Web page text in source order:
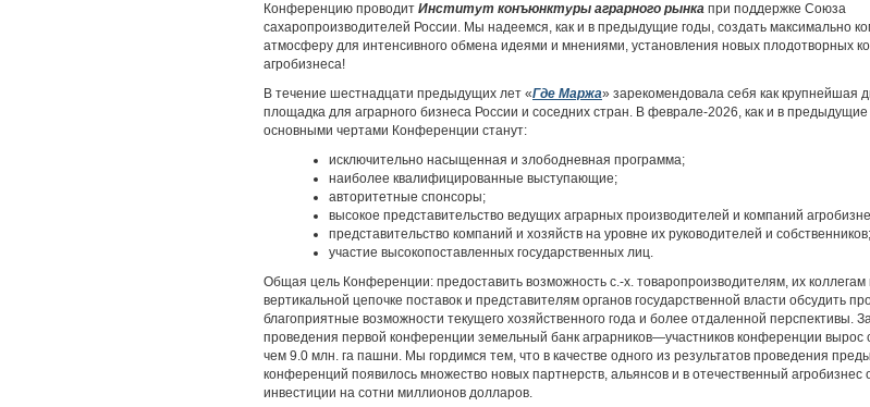
Конференцию проводит Институт конъюнктуры аграрного рынка при поддержке Союза
сахаропроизводителей России. Мы надеемся, как и в предыдущие годы, создать максимально
атмосферу для интенсивного обмена идеями и мнениями, установления новых плодотворных
агробизнеса!
В течение шестнадцати предыдущих лет «Где Маржа» зарекомендовала себя как крупнейшая
площадка для аграрного бизнеса России и соседних стран. В феврале-2026, как и в предыдущие
основными чертами Конференции станут:
исключительно насыщенная и злободневная программа;
наиболее квалифицированные выступающие;
авторитетные спонсоры;
высокое представительство ведущих аграрных производителей и компаний
представительство компаний и хозяйств на уровне их руководителей и собственников;
участие высокопоставленных государственных лиц.
Общая цель Конференции: предоставить возможность с.-х. товаропроизводителям, их коллегам
вертикальной цепочке поставок и представителям органов государственной власти обсудить
благоприятные возможности текущего хозяйственного года и более отдаленной перспективы.
проведения первой конференции земельный банк аграрников—участников конференции вырос
чем 9.0 млн. га пашни. Мы гордимся тем, что в качестве одного из результатов проведения
конференций появилось множество новых партнерств, альянсов и в отечественный агробизнес
инвестиции на сотни миллионов долларов.